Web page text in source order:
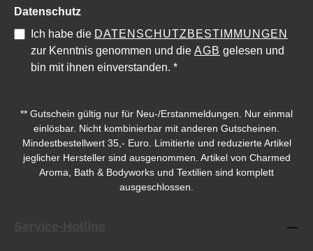
Datenschutz
Ich habe die DATENSCHUTZBESTIMMUNGEN
zur Kenntnis genommen und die AGB gelesen und
bin mit ihnen einverstanden. *
** Gutschein gültig nur für Neu-/Erstanmeldungen. Nur einmal
einlösbar. Nicht kombinierbar mit anderen Gutscheinen.
Mindestbestellwert 35,- Euro. Limitierte und reduzierte Artikel
jeglicher Hersteller sind ausgenommen. Artikel von Charmed
Aroma, Bath & Bodyworks und Textilien sind komplett
ausgeschlossen.